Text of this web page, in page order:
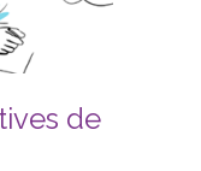
de